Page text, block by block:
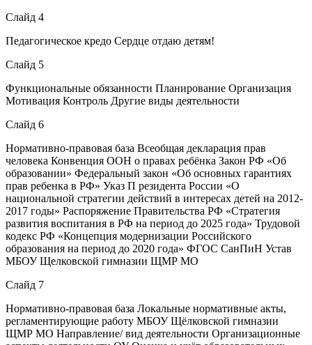
Слайд 4
Педагогическое кредо Сердце отдаю детям!
Слайд 5
Функциональные обязанности Планирование Организация
Мотивация Контроль Другие виды деятельности
Слайд 6
Нормативно-правовая база Всеобщая декларация прав
человека Конвенция ООН о правах ребёнка Закон РФ «Об
образовании» Федеральный закон «Об основных гарантиях
прав ребенка в РФ» Указ П резидента России «О
национальной стратегии действий в интересах детей на 2012-
2017 годы» Распоряжение Правительства РФ «Стратегия
развития воспитания в РФ на период до 2025 года» Трудовой
кодекс РФ «Концепция модернизации Российского
образования на период до 2020 года» ФГОС СанПиН Устав
МБОУ Щелковской гимназии ЩМР МО
Слайд 7
Нормативно-правовая база Локальные нормативные акты,
регламентирующие работу МБОУ Щёлковской гимназии
ЩМР МО Направление/ вид деятельности Организационные